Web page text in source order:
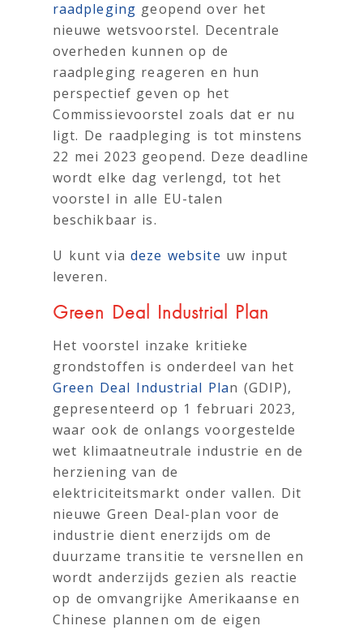
raadpleging geopend over het
nieuwe wetsvoorstel. Decentrale
overheden kunnen op de
raadpleging reageren en hun
perspectief geven op het
Commissievoorstel zoals dat er nu
ligt. De raadpleging is tot minstens
22 mei 2023 geopend. Deze deadline
wordt elke dag verlengd, tot het
voorstel in alle EU-talen
beschikbaar is.
U kunt viadeze website uw input
leveren.
Green Deal Industrial Plan
Het voorstel inzake kritieke
grondstoffen is onderdeel van het
Green Deal Industrial Plan (GDIP),
gepresenteerd op 1 februari 2023,
waar ook de onlangs voorgestelde
wet klimaatneutrale industrie en de
herziening van de
elektriciteitsmarkt onder vallen. Dit
nieuwe Green Deal-plan voor de
industrie dient enerzijds om de
duurzame transitie te versnellen en
wordt anderzijds gezien als reactie
op de omvangrijke Amerikaanse en
Chinese plannen om de eigen